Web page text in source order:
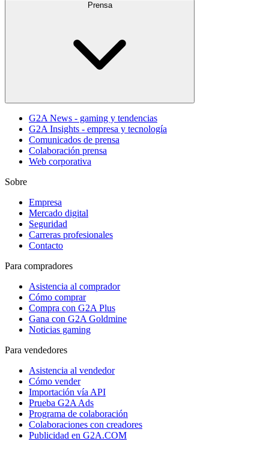
Prensa
G2A News - gaming y tendencias
G2A Insights - empresa y tecnología
Comunicados de prensa
Colaboración prensa
Web corporativa
Sobre
Empresa
Mercado digital
Seguridad
Carreras profesionales
Contacto
Para compradores
Asistencia al comprador
Cómo comprar
Compra con G2A Plus
Gana con G2A Goldmine
Noticias gaming
Para vendedores
Asistencia al vendedor
Cómo vender
Importación vía API
Prueba G2A Ads
Programa de colaboración
Colaboraciones con creadores
Publicidad en G2A.COM